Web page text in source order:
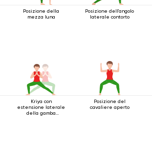
Posizione della
mezza luna
Posizione dell'angolo
laterale contorto
Kriya con
estensione laterale
della gamba
Posizione del
cavaliere aperto